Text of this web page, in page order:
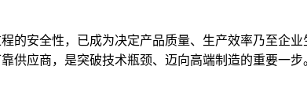
的安全性，已成为决定产品质量、生产效率乃至企
供应商，是突破技术瓶颈、迈向高端制造的重要一